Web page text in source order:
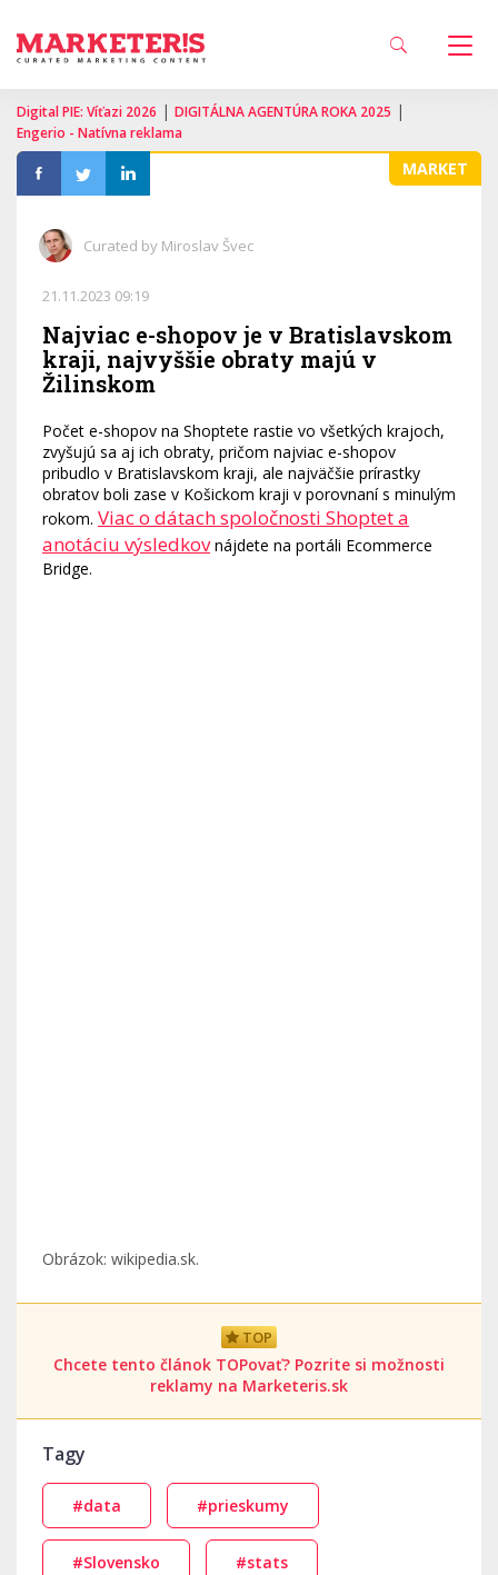
Digital PIE: Víťazi 2026 | DIGITÁLNA AGENTÚRA ROKA 2025 |
Engerio - Natívna reklama
MARKET
Curated by Miroslav Švec
21.11.2023 09:19
Najviac e-shopov je v Bratislavskom
kraji, najvyššie obraty majú v
Žilinskom
Počet e-shopov na Shoptete rastie vo všetkých krajoch,
zvyšujú sa aj ich obraty, pričom najviac e-shopov
pribudlo v Bratislavskom kraji, ale najväčšie prírastky
obratov boli zase v Košickom kraji v porovnaní s minulým
rokom. Viac o dátach spoločnosti Shoptet a
anotáciu výsledkovnájdete na portáli Ecommerce
Bridge.
Obrázok: wikipedia.sk.
TOP
Chcete tento článok TOPovať? Pozrite si možnosti
reklamy na Marketeris.sk
Tagy
#data #prieskumy
#Slovensko #stats